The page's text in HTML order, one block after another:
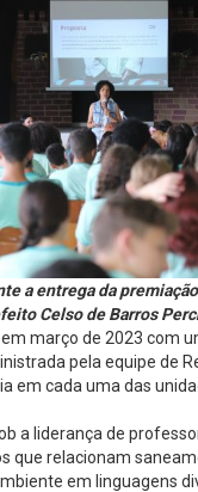
a entrega da
Celso de Barros
março de 2023 com
pela equipe de
em cada uma das
a liderança de
que relacionam
em linguagens